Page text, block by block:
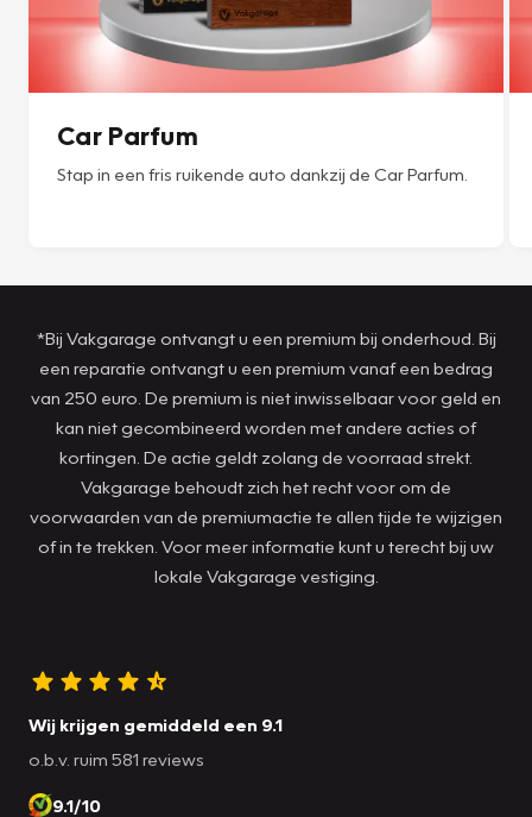
Car Parfum
Stap in een fris ruikende auto dankzij de Car Parfum.
*Bij Vakgarage ontvangt u een premium bij onderhoud. Bij
een reparatie ontvangt u een premium vanaf een bedrag
van 250 euro. De premium is niet inwisselbaar voor geld en
kan niet gecombineerd worden met andere acties of
kortingen. De actie geldt zolang de voorraad strekt.
Vakgarage behoudt zich het recht voor om de
voorwaarden van de premiumactie te allen tijde te wijzigen
of in te trekken. Voor meer informatie kunt u terecht bij uw
lokale Vakgarage vestiging.
Wij krijgen gemiddeld een 9.1
o.b.v. ruim 581 reviews
9.1/10